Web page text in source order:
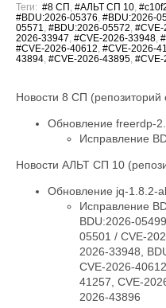
Теги: #8 СП #АЛЬТ СП 10
#BDU:2026-05376 #BDU:2026-
05571
#BDU:2026-05572 #CVE-
2026-33947 #CVE-2026-33948
#CVE-2026-40612 #CVE-2026-
43894 #CVE-2026-43895 #CVE-
Новости 8 СП (репозиторий
Обновление freerdp-
Исправление
Новости АЛЬТ СП 10
Обновление jq-1.8.2-
Исправление
BDU:2026-
05501 / CVE-
2026-33948,
CVE-2026-
41257, CVE-
2026-43896